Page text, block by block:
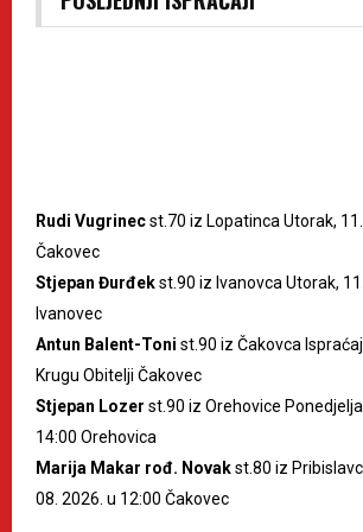
Rudi Vugrinecst.70 iz Lopatinca Utorak,
Čakovec
Stjepan Đurđekst.90 iz Ivanovca Utorak,
Ivanovec
Antun Balent-Toni st.90 iz Čakovca
Krugu Obitelji Čakovec
Stjepan Lozer st.90 iz Orehovice
14:00 Orehovica
Marija Makar rođ. Novakst.80 iz
08. 2026. u 12:00 Čakovec